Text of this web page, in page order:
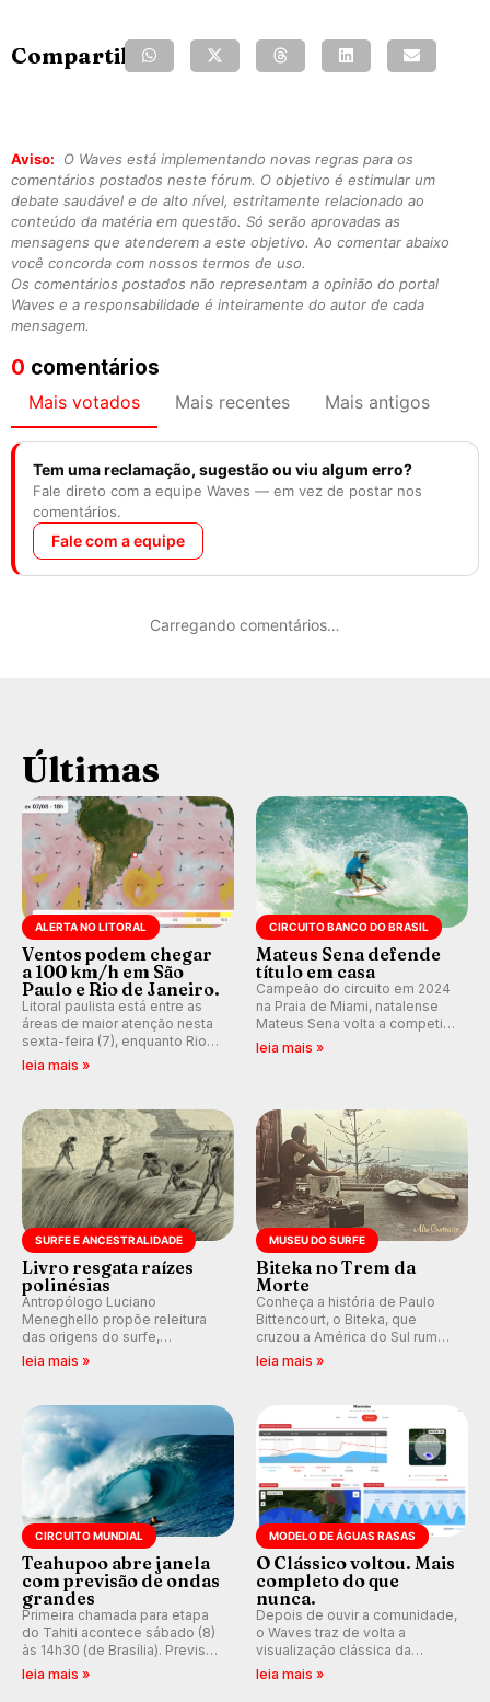
Compartilhe:
Aviso:
O Waves está implementando novas regras para os
comentários postados neste fórum. O objetivo é estimular um
debate saudável e de alto nível, estritamente relacionado ao
conteúdo da matéria em questão. Só serão aprovadas as
mensagens que atenderem a este objetivo. Ao comentar abaixo
você concorda com nossos termos de uso.
Os comentários postados não representam a opinião do portal
Waves e a responsabilidade é inteiramente do autor de cada
mensagem.
0 comentários
Mais votados Mais recentes Mais antigos
Tem uma reclamação, sugestão ou viu algum erro?
Fale direto com a equipe Waves — em vez de postar nos
comentários.
Fale com a equipe
Carregando comentários…
Últimas
ALERTA NO LITORAL
Ventos podem chegar
a 100 km/h em São
Paulo e Rio de Janeiro.
Litoral paulista está entre as
áreas de maior atenção nesta
sexta-feira (7), enquanto Rio
de Janeiro também recebe
km/h em Itanhaém.
leia mais »
CIRCUITO BANCO DO BRASIL
Mateus Sena defende
título em casa
Campeão do circuito em 2024
na Praia de Miami, natalense
Mateus Sena volta a competir
em casa em busca de manter a
leia mais »
SURFE E ANCESTRALIDADE
Livro resgata raízes
polinésias
Antropólogo Luciano
Meneghello propõe releitura
das origens do surfe,
resgatando a cultura polinésia
prática em esporte e indústria.
leia mais »
MUSEU DO SURFE
Biteka no Trem da
Morte
Conheça a história de Paulo
Bittencourt, o Biteka, que
cruzou a América do Sul rumo
ao Pacífico em uma jornada
leia mais »
CIRCUITO MUNDIAL
Teahupoo abre janela
com previsão de ondas
grandes
Primeira chamada para etapa
do Tahiti acontece sábado (8)
às 14h30 (de Brasília). Previsão
indica swell consistente.
leia mais »
MODELO DE ÁGUAS RASAS
O Clássico voltou. Mais
completo do que
nunca.
Depois de ouvir a comunidade,
o Waves traz de volta a
visualização clássica da
previsão de águas rasas,
leia mais »